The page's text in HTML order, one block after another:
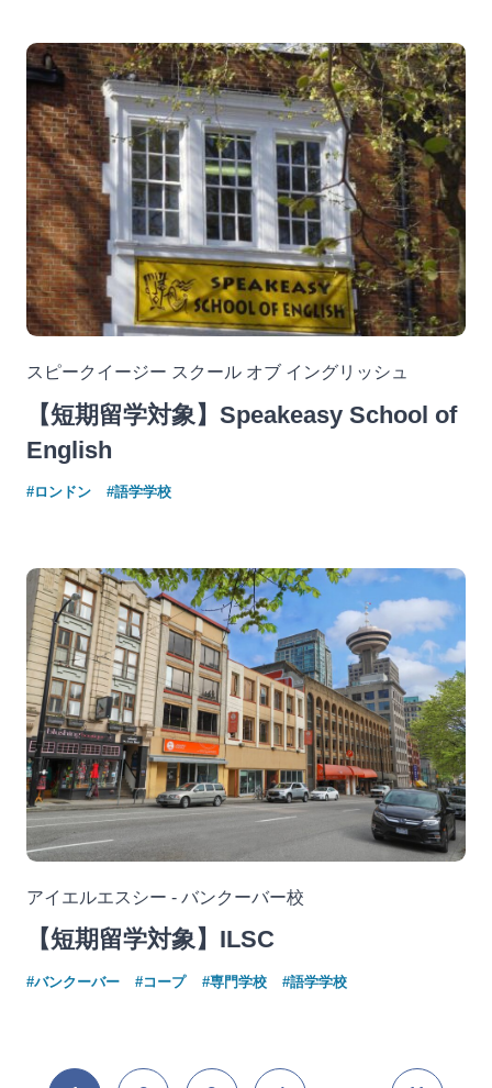
スピークイージー スクール オブ イングリッシュ
【短期留学対象】Speakeasy School of
English
#ロンドン #語学学校
アイエルエスシー - バンクーバー校
【短期留学対象】ILSC
#バンクーバー #コープ #専門学校 #語学学校